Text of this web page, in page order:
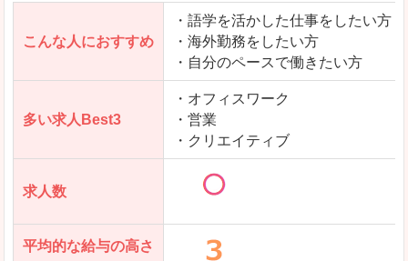
こんな人におすすめ
・語学を活かした仕事をしたい方
・海外勤務をしたい方
・自分のペースで働きたい方
多い求人Best3
・オフィスワーク
・営業
・クリエイティブ
求人数
平均的な給与の高さ